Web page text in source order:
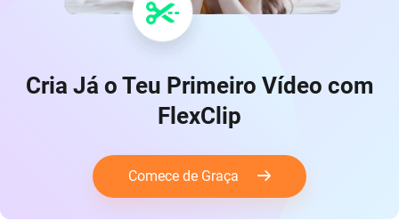
Cria Já o Teu Primeiro Vídeo com
FlexClip
Comece de Graça